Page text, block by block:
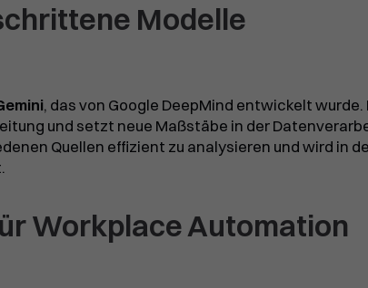
Modelle
, das von Google DeepMind entwickelt wurde.
und setzt neue Maßstäbe in der
Quellen effizient zu analysieren und wird in
Workplace Automation